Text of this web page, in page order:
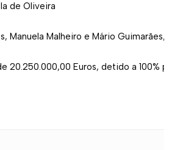
de Oliveira
Manuela Malheiro e Mário Guimarães,
20.250.000,00 Euros, detido a 100%